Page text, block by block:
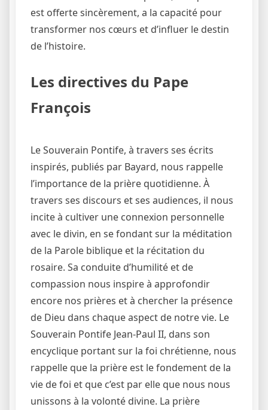
est offerte sincèrement, a la capacité pour
transformer nos cœurs et d’influer le destin
de l’histoire.
Les directives du Pape
François
Le Souverain Pontife, à travers ses écrits
inspirés, publiés par Bayard, nous rappelle
l’importance de la prière quotidienne. À
travers ses discours et ses audiences, il nous
incite à cultiver une connexion personnelle
avec le divin, en se fondant sur la méditation
de la Parole biblique et la récitation du
rosaire. Sa conduite d’humilité et de
compassion nous inspire à approfondir
encore nos prières et à chercher la présence
de Dieu dans chaque aspect de notre vie. Le
Souverain Pontife Jean-Paul II, dans son
encyclique portant sur la foi chrétienne, nous
rappelle que la prière est le fondement de la
vie de foi et que c’est par elle que nous nous
unissons à la volonté divine. La prière